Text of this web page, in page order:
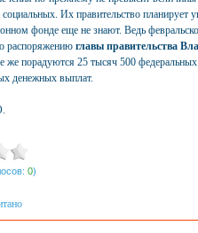
Их правительство планирует
фонде еще не знают. Ведь
распоряжению главы правительства
же порадуются 25 тысяч 500
денежных выплат.
0)